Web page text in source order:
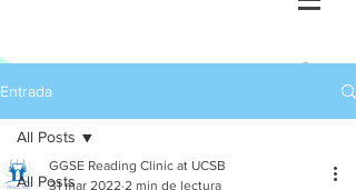
Entrada
All Posts
All Posts
GGSE Reading Clinic at UCSB
31 mar 2022 2 min de lectura